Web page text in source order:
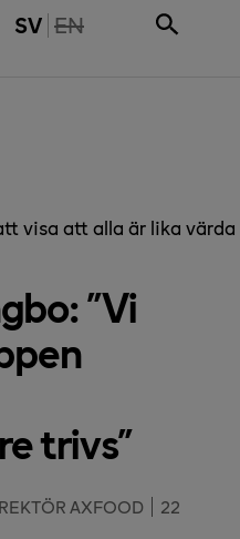
SV THE PAGE IS NOT
EN
visa att alla är lika värda
"Vi
trivs"
AXFOOD
22